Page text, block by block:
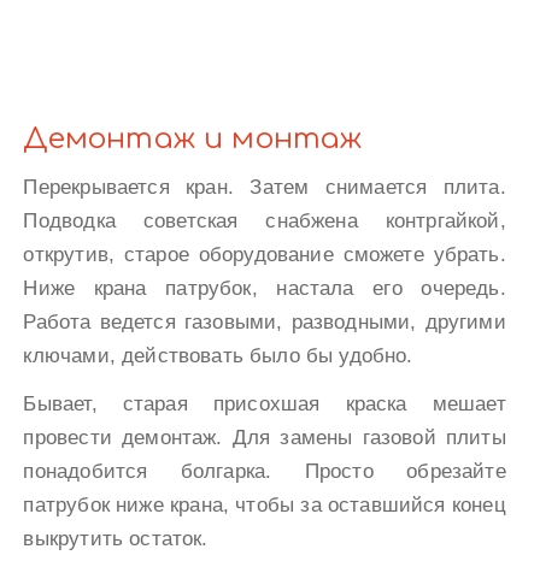
Демонтаж и монтаж
Перекрывается кран. Затем снимается плита.
Подводка советская снабжена контргайкой,
открутив, старое оборудование сможете убрать.
Ниже крана патрубок, настала его очередь.
Работа ведется газовыми, разводными, другими
ключами, действовать было бы удобно.
Бывает, старая присохшая краска мешает
провести демонтаж. Для замены газовой плиты
понадобится болгарка. Просто обрезайте
патрубок ниже крана, чтобы за оставшийся конец
выкрутить остаток.